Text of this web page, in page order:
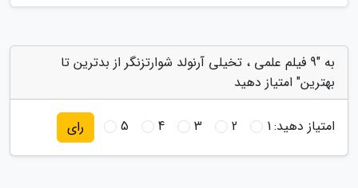
به "9 فیلم علمی ، تخیلی آرنولد شوارتزنگر از بدترین تا
بهترین" امتیاز دهید
امتیاز دهید:1
2
3
4
5 رای